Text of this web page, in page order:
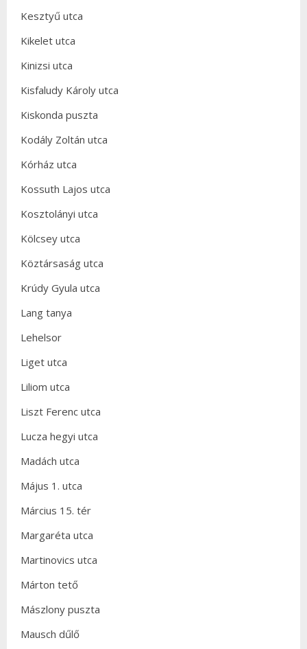
Kesztyű utca
Kikelet utca
Kinizsi utca
Kisfaludy Károly utca
Kiskonda puszta
Kodály Zoltán utca
Kórház utca
Kossuth Lajos utca
Kosztolányi utca
Kölcsey utca
Köztársaság utca
Krúdy Gyula utca
Lang tanya
Lehelsor
Liget utca
Liliom utca
Liszt Ferenc utca
Lucza hegyi utca
Madách utca
Május 1. utca
Március 15. tér
Margaréta utca
Martinovics utca
Márton tető
Mászlony puszta
Mausch dűlő